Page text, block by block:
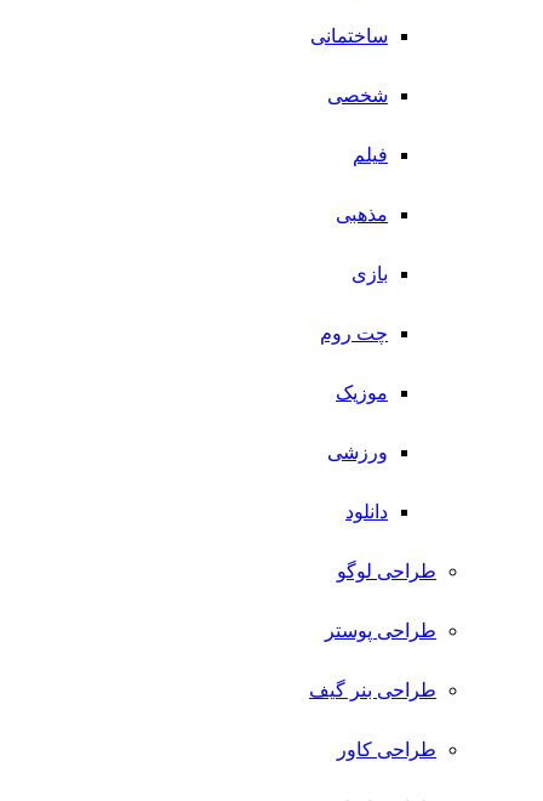
ساختمانی
شخصی
فیلم
مذهبی
بازی
چت روم
موزیک
ورزشی
دانلود
طراحی لوگو
طراحی پوستر
طراحی بنر گیف
طراحی کاور